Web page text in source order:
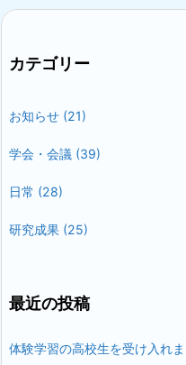
カテゴリー
お知らせ (21)
学会・会議 (39)
日常 (28)
研究成果 (25)
最近の投稿
体験学習の高校生を受け入れ